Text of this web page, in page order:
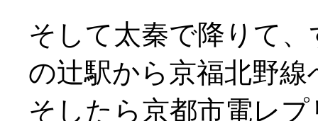
そして太秦で降りて
の辻駅から京福北野線
そしたら京都市電レ